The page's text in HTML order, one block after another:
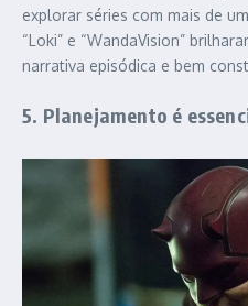
explorar séries com mais de
“Loki” e “WandaVision”
narrativa episódica e bem
5. Planejamento é